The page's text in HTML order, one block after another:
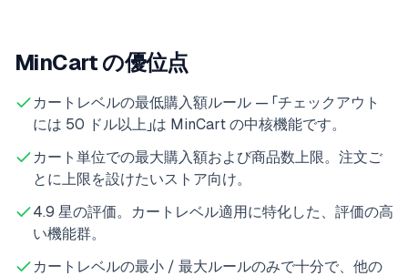
MinCart の優位点
カートレベルの最低購入額ルール — 「チェックアウト
には 50 ドル以上」は MinCart の中核機能です。
カート単位での最大購入額および商品数上限。注文ご
とに上限を設けたいストア向け。
4.9 星の評価。カートレベル適用に特化した、評価の高
い機能群。
カートレベルの最小 / 最大ルールのみで十分で、他の